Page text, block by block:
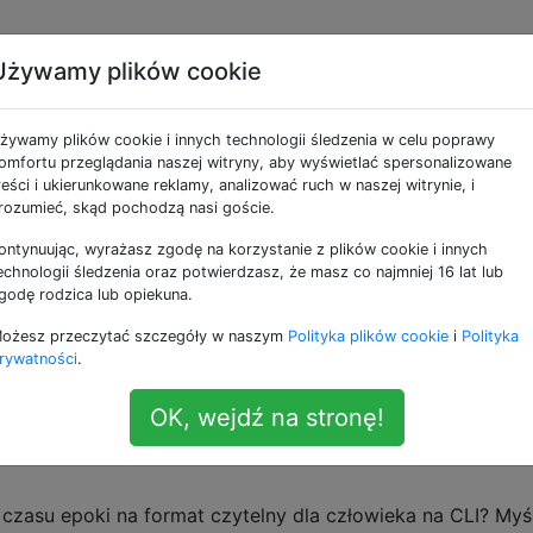
jako date
manipulacji datą / kalendarzem / czasem,
„daj mi daj mi daj o 00:30”?
automatycznych testów kończą się
przez resztę dnia. Nie udaje im się napisać „gimme
Dlaczego otrzymujemy ten wynik?
czasu epoki na format czytelny dla
epoki na format czytelny dla człowieka na CLI?
plików cookie
plików cookie i innych technologii śledzenia w celu poprawy
przeglądania naszej witryny, aby wyświetlać spersonalizowane
i ukierunkowane reklamy, analizować ruch w naszej witrynie, i
skąd pochodzą nasi goście.
wyrażasz zgodę na korzystanie z plików cookie i innych
śledzenia oraz potwierdzasz, że masz co najmniej 16 lat lub
rodzica lub opiekuna.
przeczytać szczegóły w naszym Polityka plików cookie i Polityka
.
OK, wejdź na stronę!